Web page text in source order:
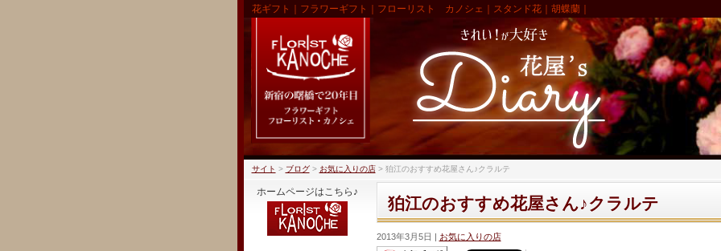
花ギフト｜フラワーギフト｜フローリスト カノシェ｜スタンド花｜胡蝶蘭｜
サイト > ブログ> お気に入りの店> 狛江のおすすめ花屋さん♪クラルテ
狛江のおすすめ花屋さん♪クラルテ
2013年3月5日 お気に入りの店
ホームページはこちら♪